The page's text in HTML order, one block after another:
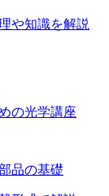
や知識を解説
の光学講座
品の基礎